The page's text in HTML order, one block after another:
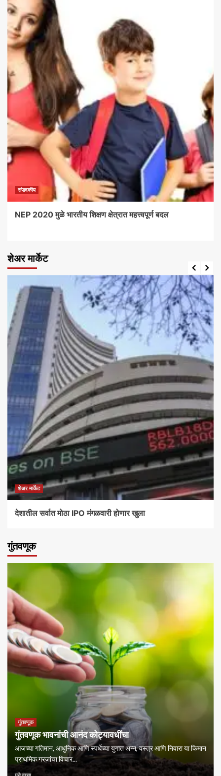
संपादकीय
NEP 2020 मुळे भारतीय शिक्षण क्षेत्रात महत्त्वपूर्ण बदल
शेअर मार्केट
शेअर मार्केट
देशातील सर्वात मोठा IPO मंगळवारी होणार खुला
गुंतवणूक
गुंतवणूक
गुंतवणूक भावनांची आनंद कोट्यावधींचा
आजच्या गतिमान, आधुनिक आणि स्पर्धेच्या युगात अन्न, वस्त्र आणि निवारा या किमान
प्राथमिक गरजांचा विचार...